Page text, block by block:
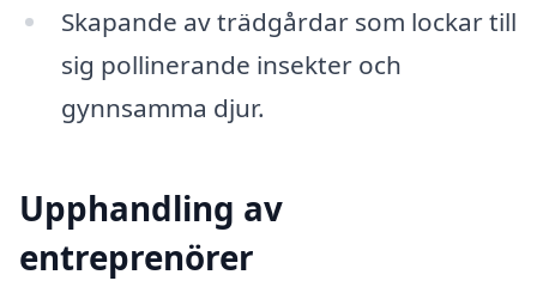
Skapande av trädgårdar som lockar till
sig pollinerande insekter och
gynnsamma djur.
Upphandling av
entreprenörer